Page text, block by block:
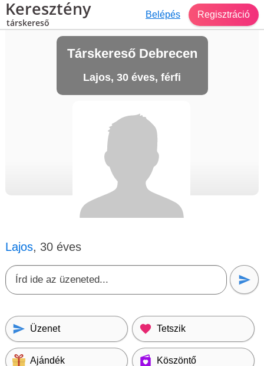
Keresztény
társkereső
Belépés Regisztráció
Társkereső Debrecen
Lajos, 30 éves, férfi
Lajos, 30 éves
Üzenet Tetszik
Ajándék Köszöntő